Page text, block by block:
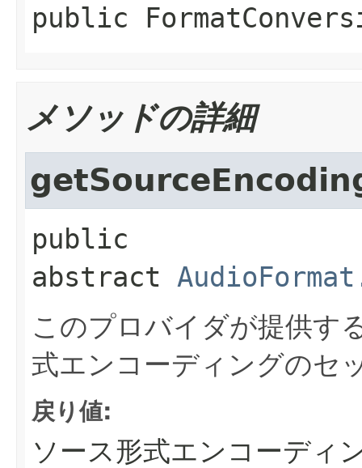
public
メソッドの詳細
public
abstract
このプロバイダが提供す
式エンコーディングのセ
戻り値:
ソース形式エンコーディ